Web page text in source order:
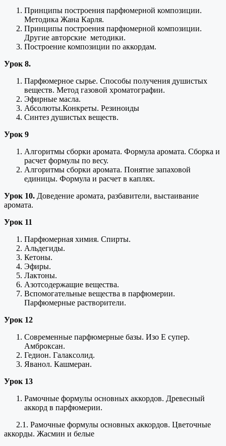
Принципы построения парфюмерной композиции.
Методика Жана Карля.
Принципы построения парфюмерной композиции.
Другие авторские методики.
Построение композиции по аккордам.
Урок 8.
Парфюмерное сырье. Способы получения душистых
веществ. Метод газовой хроматографии.
Эфирные масла.
Абсолюты.Конкреты. Резиноиды
Синтез душистых веществ.
Урок 9
Алгоритмы сборки аромата. Формула аромата. Сборка и
расчет формулы по весу.
Алгоритмы сборки аромата. Понятие запаховой
единицы. Формула и расчет в каплях.
Урок 10. Доведение аромата, разбавители, выстаивание
аромата.
Урок 11
Парфюмерная химия. Спирты.
Альдегиды.
Кетоны.
Эфиры.
Лактоны.
Азотсодержащие вещества.
Вспомогательные вещества в парфюмерии.
Парфюмерные растворители.
Урок 12
Современные парфюмерные базы. Изо Е супер.
Амброксан.
Гедион. Галаксолид.
Яванол. Кашмеран.
Урок 13
Рамочные формулы основных аккордов. Древесный
аккорд в парфюмерии.
2.1. Рамочные формулы основных аккордов. Цветочные
аккорды. Жасмин и белые